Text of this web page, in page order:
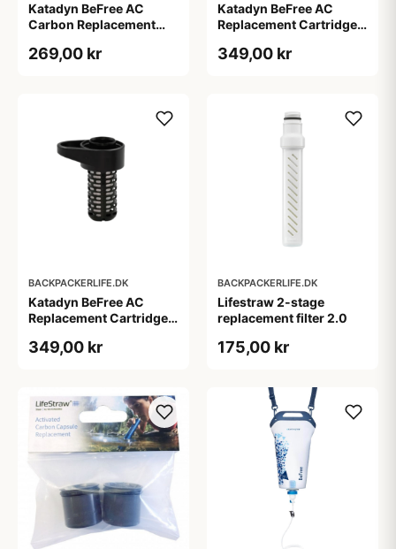
Katadyn BeFree AC
Carbon Replacement
269,00 kr
Katadyn BeFree AC
Replacement Cartridge
349,00 kr
BACKPACKERLIFE.DK
Katadyn BeFree AC
Replacement Cartridge
349,00 kr
BACKPACKERLIFE.DK
Lifestraw 2-stage
replacement filter 2.0
175,00 kr